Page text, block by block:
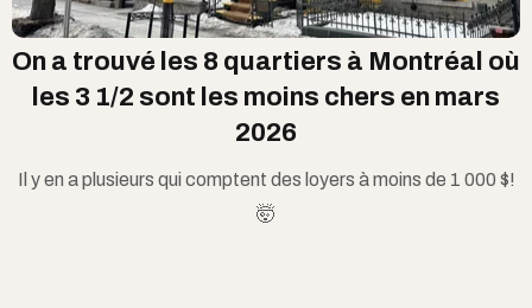
On a trouvé les 8 quartiers à Montréal où
les 3 1/2 sont les moins chers en mars
2026
Il y en a plusieurs qui comptent des loyers à moins de 1 000 $!
🤯